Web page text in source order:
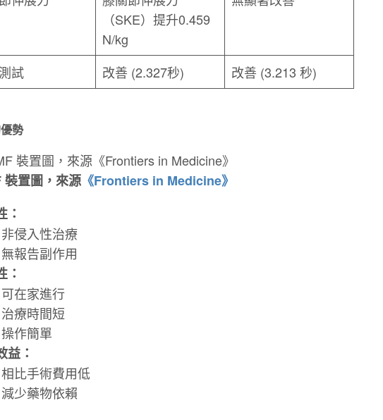
（SKE）提升0.459
N/kg
試 改善 (2.327秒) 改善 (3.213 秒)
勢
裝置圖，來源 《Frontiers in Medicine》
：
非侵入性治療
無報告副作用
：
可在家進行
治療時間短
操作簡單
益：
相比手術費用低
減少藥物依賴